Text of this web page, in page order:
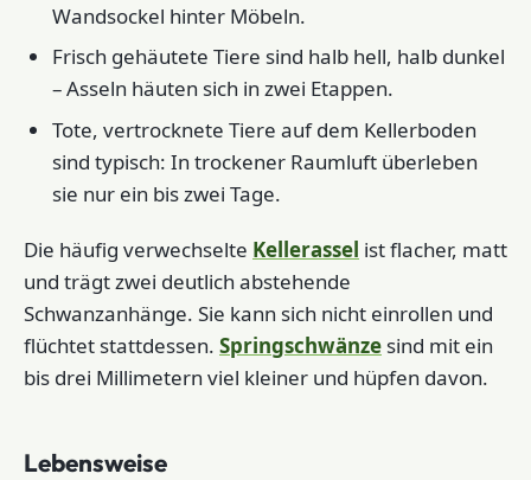
Wandsockel hinter Möbeln.
Frisch gehäutete Tiere sind halb hell, halb dunkel
– Asseln häuten sich in zwei Etappen.
Tote, vertrocknete Tiere auf dem Kellerboden
sind typisch: In trockener Raumluft überleben
sie nur ein bis zwei Tage.
Die häufig verwechselte Kellerassel ist flacher, matt
und trägt zwei deutlich abstehende
Schwanzanhänge. Sie kann sich nicht einrollen und
flüchtet stattdessen. Springschwänze sind mit ein
bis drei Millimetern viel kleiner und hüpfen davon.
Lebensweise